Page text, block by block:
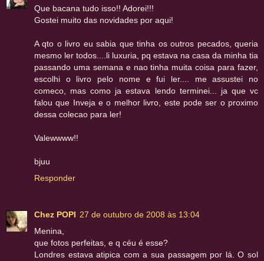
Que bacana tudo isso!! Adorei!!!
Gostei muito das novidades por aqui!
A qto o livro eu sabia que tinha os outros pecados, queria
mesmo ler todos....li luxuria, pq estava na casa da minha tia
passando uma semana e nao tinha muita coisa para fazer,
escolhi o livro pelo nome e fui ler.... me assustei no
comeco, mas como ja estava lendo terminei... ja que vc
falou que Inveja e o melhor livro, este pode ser o proximo
dessa colecao para ler!
Valewwww!!
bjuu
Responder
Chez POPI 27 de outubro de 2008 às 13:04
Menina,
que fotos perfeitas, e q céu é esse?
Londres estava atipica com a sua passagem por lá. O sol